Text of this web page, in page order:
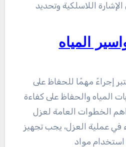
اللاسلكية وتحديد
المياه
إجراءً مهمًا للحفاظ على
المياه والحفاظ على كفاءة
اهم الخطوات العامة لعزل
في عملية العزل، يجب تجهيز
استخدام مواد